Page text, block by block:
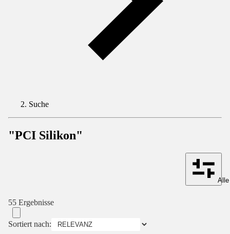
Suche
"PCI Silikon"
55 Ergebnisse
Sortiert nach: